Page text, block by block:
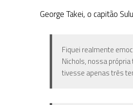
George Takei, o capitão
Fiquei realmente
Nichols, nossa
tivesse apenas três